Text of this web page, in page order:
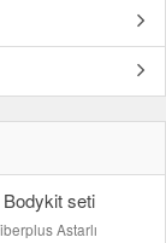
seti
Astarlı